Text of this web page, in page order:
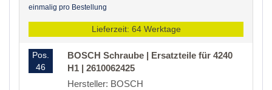
einmalig pro Bestellung
Lieferzeit: 64 Werktage
Pos.
46
BOSCH Schraube | Ersatzteile für 4240
H1 | 2610062425
Hersteller: BOSCH